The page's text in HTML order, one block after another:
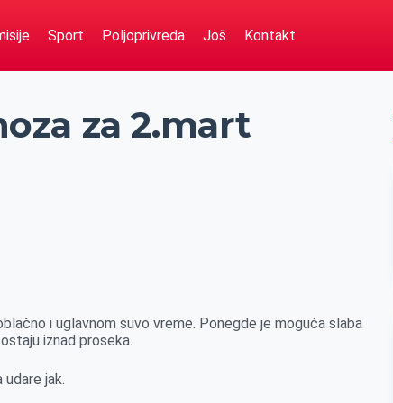
Sport Poljoprivreda Još Kontakt
za 2.mart
i uglavnom suvo vreme. Ponegde je moguća slaba
iznad proseka.
jak.